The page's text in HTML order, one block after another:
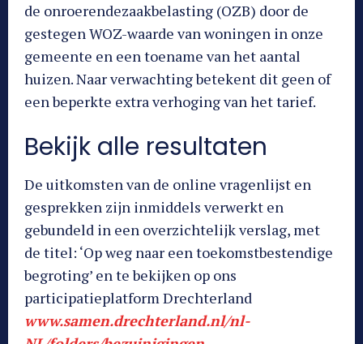
de onroerendezaakbelasting (OZB) door de
gestegen WOZ-waarde van woningen in onze
gemeente en een toename van het aantal
huizen. Naar verwachting betekent dit geen of
een beperkte extra verhoging van het tarief.
Bekijk alle resultaten
De uitkomsten van de online vragenlijst en
gesprekken zijn inmiddels verwerkt en
gebundeld in een overzichtelijk verslag, met
de titel: ‘Op weg naar een toekomstbestendige
begroting’ en te bekijken op ons
participatieplatform Drechterland
www.samen.drechterland.nl/nl-